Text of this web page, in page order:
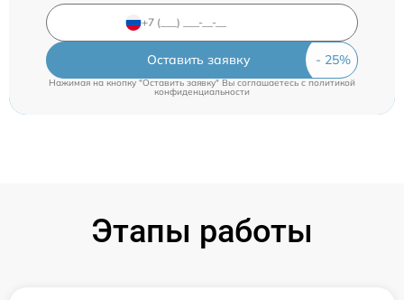
Оставить заявку
Нажимая на кнопку "Оставить заявку" Вы соглашаетесь cполитикой
конфиденциальности
Этапы работы